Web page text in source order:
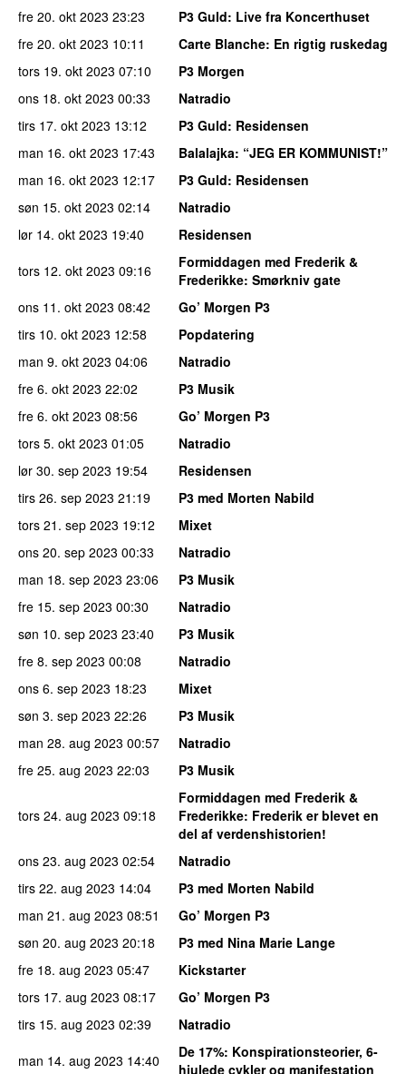
fre 20. okt 2023 23:23 P3 Guld: Live fra Koncerthuset
fre 20. okt 2023 10:11 Carte Blanche: En rigtig ruskedag
tors 19. okt 2023 07:10
P3 Morgen
ons 18. okt 2023 00:33
Natradio
tirs 17. okt 2023 13:12 P3 Guld: Residensen
man 16. okt 2023 17:43 Balalajka: “JEG ER KOMMUNIST!”
man 16. okt 2023 12:17 P3 Guld: Residensen
søn 15. okt 2023 02:14
Natradio
lør 14. okt 2023 19:40
Residensen
tors 12. okt 2023 09:16
Formiddagen med Frederik &
Frederikke: Smørkniv gate
ons 11. okt 2023 08:42
Go’ Morgen P3
tirs 10. okt 2023 12:58
Popdatering
man 9. okt 2023 04:06
Natradio
fre 6. okt 2023 22:02
P3 Musik
fre 6. okt 2023 08:56
Go’ Morgen P3
tors 5. okt 2023 01:05
Natradio
lør 30. sep 2023 19:54
Residensen
tirs 26. sep 2023 21:19
P3 med Morten Nabild
tors 21. sep 2023 19:12
Mixet
ons 20. sep 2023 00:33
Natradio
man 18. sep 2023 23:06
P3 Musik
fre 15. sep 2023 00:30
Natradio
søn 10. sep 2023 23:40
P3 Musik
fre 8. sep 2023 00:08
Natradio
ons 6. sep 2023 18:23
Mixet
søn 3. sep 2023 22:26
P3 Musik
man 28. aug 2023 00:57
Natradio
fre 25. aug 2023 22:03 P3 Musik
tors 24. aug 2023 09:18
Formiddagen med Frederik &
Frederikke: Frederik er blevet en
del af verdenshistorien!
ons 23. aug 2023 02:54
Natradio
tirs 22. aug 2023 14:04
P3 med Morten Nabild
man 21. aug 2023 08:51
Go’ Morgen P3
søn 20. aug 2023 20:18
P3 med Nina Marie Lange
fre 18. aug 2023 05:47
Kickstarter
tors 17. aug 2023 08:17
Go’ Morgen P3
tirs 15. aug 2023 02:39
Natradio
man 14. aug 2023 14:40 De 17%: Konspirationsteorier, 6-
hjulede cykler og manifestation